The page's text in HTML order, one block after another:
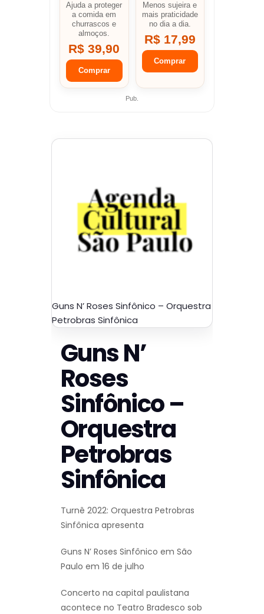
Ajuda a proteger
a comida em
churrascos e
almoços.
R$ 39,90
Comprar
Menos sujeira e
mais praticidade
no dia a dia.
R$ 17,99
Comprar
Pub.
Guns N’ Roses Sinfônico – Orquestra
Petrobras Sinfônica
Guns N’
Roses
Sinfônico –
Orquestra
Petrobras
Sinfônica
Turnê 2022: Orquestra Petrobras
Sinfônica apresenta
Guns N’ Roses Sinfônico em São
Paulo em 16 de julho
Concerto na capital paulistana
acontece no Teatro Bradesco sob